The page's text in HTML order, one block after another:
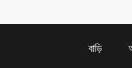
বাড়ি